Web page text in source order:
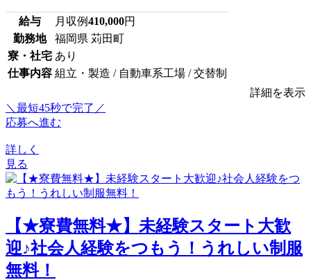
給与 月収例410,000円
勤務地
福岡県 苅田町
寮・社宅 あり
仕事内容 組立・製造 / 自動車系工場 / 交替制
詳細を表示
＼最短45秒で完了／
応募へ進む
詳しく
見る
【★寮費無料★】未経験スタート大歓
迎♪社会人経験をつもう！うれしい制服
無料！